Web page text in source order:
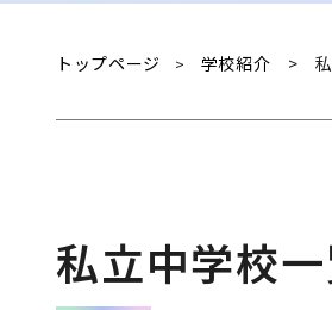
トップページ > 学校紹介 >
私立中学校